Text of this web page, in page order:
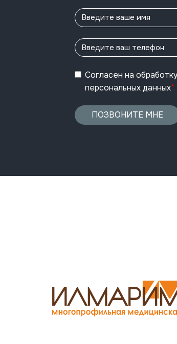
Согласен на обработку
персональных данных*
ПОЗВОНИТЕ МНЕ